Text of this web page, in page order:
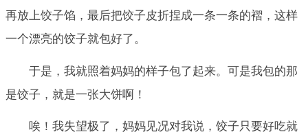
再放上饺子馅，最后把饺子皮折捏成一条一条的褶，这样
一个漂亮的饺子就包好了。
于是，我就照着妈妈的样子包了起来。可是我包的那
是饺子，就是一张大饼啊！
唉！我失望极了，妈妈见况对我说，饺子只要好吃就